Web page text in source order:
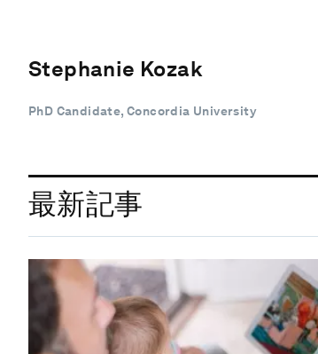
Stephanie Kozak
PhD Candidate, Concordia University
最新記事